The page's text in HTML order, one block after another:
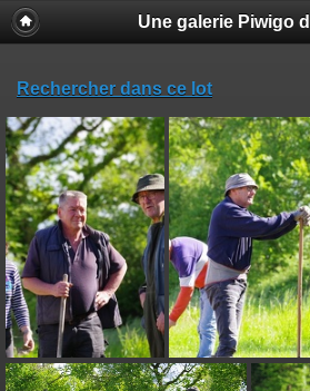
Une galerie Piwigo
Rechercher dans ce lot